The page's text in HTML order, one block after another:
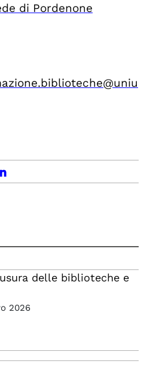
di Pordenone
delle biblioteche e
2026